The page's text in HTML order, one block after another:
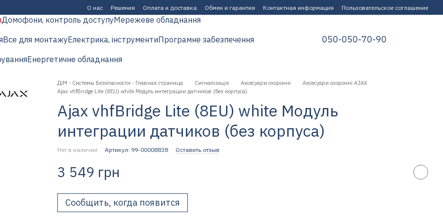
О нас Решения Оплата и доставка Обмен и гарантия Контактная информация Пользовательское соглашение
Домофони, контроль доступуМережеве обладнання
Все для монтажуЕлектрика, інструментиПрограмне забезпечення
Енергетичне обладнання
050-050-70-90
ДіМ - Системы Безопасности - Главная страница Сигналізація Аксесуари охоронні
Аксесуари охоронні AJAX
Ajax vhfBridge Lite (8EU) white Модуль интеграции датчиков (без корпуса)
Ajax vhfBridge Lite (8EU) white Модуль
интеграции датчиков (без корпуса)
Нет в наличии Артикул: 99-00008838 Оставить отзыв
3 549 грн
Сообщить, когда появится